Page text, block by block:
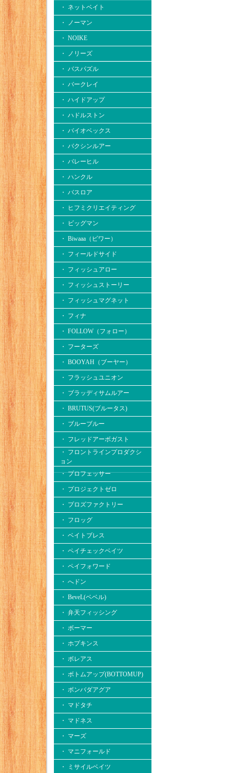
・ ネットベイト
・ ノーマン
・ NOIKE
・ ノリーズ
・ バスパズル
・ バークレイ
・ ハイドアップ
・ ハドルストン
・ バイオベックス
・ バクシンルアー
・ バレーヒル
・ ハンクル
・ バスロア
・ ヒフミクリエイティング
・ ビッグマン
・ Biwaaa（ビワー）
・ フィールドサイド
・ フィッシュアロー
・ フィッシュストーリー
・ フィッシュマグネット
・ フィナ
・ FOLLOW（フォロー）
・ フーターズ
・ BOOYAH（ブーヤー）
・ フラッシュユニオン
・ ブラッディサムルアー
・ BRUTUS(ブルータス)
・ ブルーブルー
・ フレッドアーボガスト
・ フロントラインプロダクシ
ョン
・ プロフェッサー
・ プロジェクトゼロ
・ プロズファクトリー
・ フロッグ
・ ベイトブレス
・ ペイチェックベイツ
・ ペイフォワード
・ へドン
・ BeveL(ベベル)
・ 弁天フィッシング
・ ボーマー
・ ホプキンス
・ ボレアス
・ ボトムアップ(BOTTOMUP)
・ ボンバダアグア
・ マドタチ
・ マドネス
・ マーズ
・ マニフォールド
・ ミサイルベイツ